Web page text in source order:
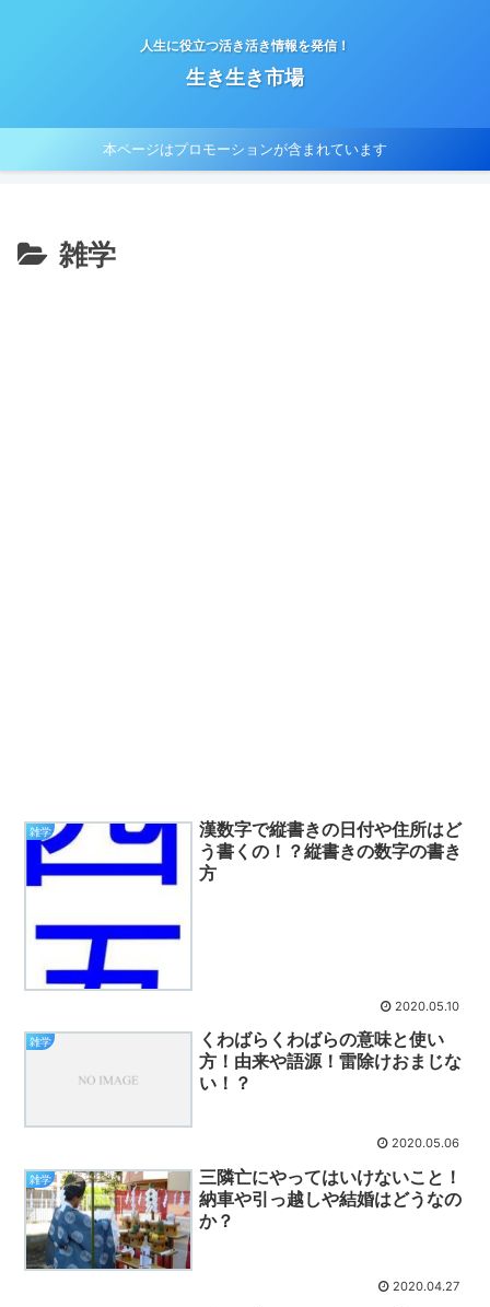
人生に役立つ活き活き情報を発信！
生き生き市場
本ページはプロモーションが含まれています
雑学
雑学
漢数字で縦書きの日付や住所はど
う書くの！？縦書きの数字の書き
方
2020.05.10
雑学
くわばらくわばらの意味と使い
方！由来や語源！雷除けおまじな
い！？
2020.05.06
雑学
三隣亡にやってはいけないこと！
納車や引っ越しや結婚はどうなの
か？
2020.04.27